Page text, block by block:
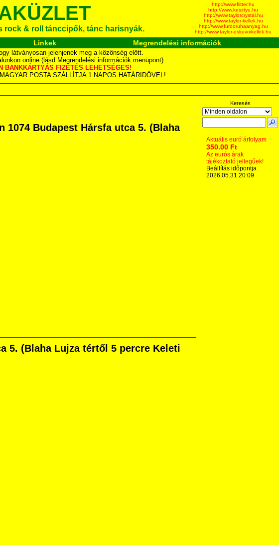
rock & roll tánccipők, tánc harisnyák.
http://www.flitter.hu
http://www.kesztyu.hu
http://www.taylorcrystal.hu
http://www.taylor-kellek.hu
http://www.furdoruhaanyag.hu
http://www.taylor-eskuvoikellek.hu
Linkek Megrendelési információk
látványosan jelenjenek meg a közönség előtt.
online (lásd Megrendelési információk menüpont).
FIZETÉS LEHETSÉGES!
POSTA SZÁLLÍTJA 1 NAPOS HATÁRIDŐVEL!
1074 Budapest Hársfa utca 5. (Blaha
5. (Blaha Lujza tértől 5 percre Keleti
Keresés
Aktuális euró árfolyam
350.00 Ft
Az eurós árak
tájékoztató jellegűek!
Beállítás időpontja
2026.05.31 20:09